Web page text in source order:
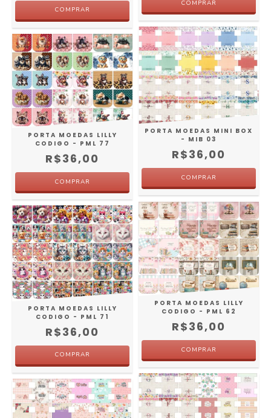
PORTA MOEDAS LILLY
CODIGO - PML 77
R$36,00
PORTA MOEDAS MINI BOX
- MIB 03
R$36,00
PORTA MOEDAS LILLY
CODIGO - PML 71
R$36,00
PORTA MOEDAS LILLY
CODIGO - PML 62
R$36,00